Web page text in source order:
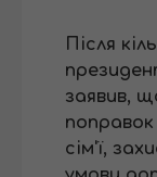
Після
заявив,
сім'ї,